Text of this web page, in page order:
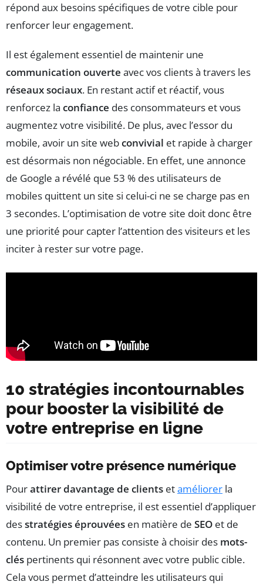
répond aux besoins spécifiques de votre cible pour
renforcer leur engagement.
Il est également essentiel de maintenir une
communication ouverte avec vos clients à travers les
réseaux sociaux. En restant actif et réactif, vous
renforcez la confiance des consommateurs et vous
augmentez votre visibilité. De plus, avec l’essor du
mobile, avoir un site webconvivial et rapide à charger
est désormais non négociable. En effet, une annonce
de Google a révélé que 53 % des utilisateurs de
mobiles quittent un site si celui-ci ne se charge pas en
3 secondes. L’optimisation de votre site doit donc être
une priorité pour capter l’attention des visiteurs et les
inciter à rester sur votre page.
10 stratégies incontournables
pour booster la visibilité de
votre entreprise en ligne
Optimiser votre présence numérique
Pourattirer davantage de clients etaméliorer la
visibilité de votre entreprise, il est essentiel d’appliquer
desstratégies éprouvées en matière de SEO et de
contenu. Un premier pas consiste à choisir des mots-
clés pertinents qui résonnent avec votre public cible.
Cela vous permet d’atteindre les utilisateurs qui